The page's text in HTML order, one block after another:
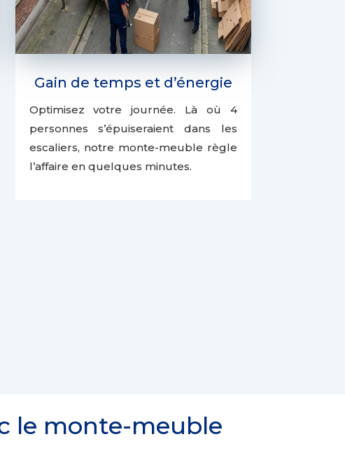
Gain de temps et d’énergie
Optimisez votre journée. Là où 4
personnes s’épuiseraient dans les
escaliers, notre monte-meuble règle
l’affaire en quelques minutes.
le monte-meuble